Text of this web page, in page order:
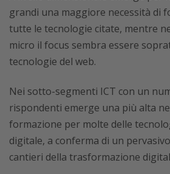
grandi una maggiore necessità di
tutte le tecnologie citate, mentre
micro il focus sembra essere
tecnologie del web.
Nei sotto-segmenti ICT con un
rispondenti emerge una più alta
formazione per molte delle
digitale, a conferma di un
cantieri della trasformazione